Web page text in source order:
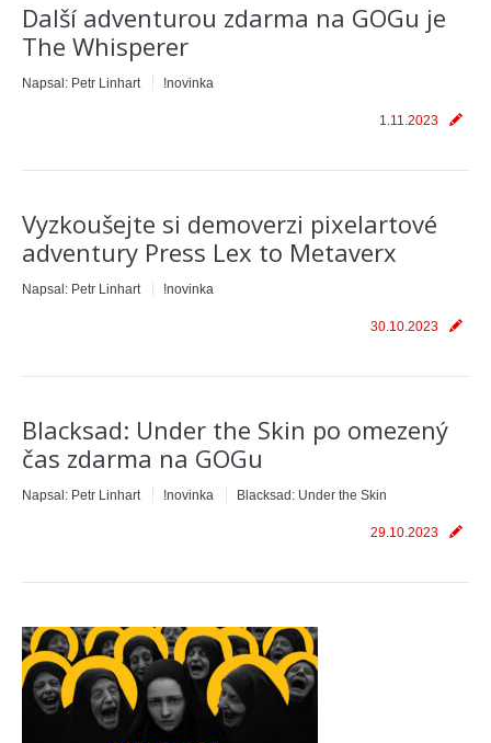
Další adventurou zdarma na GOGu je
The Whisperer
Napsal: Petr Linhart !novinka
1.11.2023
Vyzkoušejte si demoverzi pixelartové
adventury Press Lex to Metaverx
Napsal: Petr Linhart !novinka
30.10.2023
Blacksad: Under the Skin po omezený
čas zdarma na GOGu
Napsal: Petr Linhart !novinka Blacksad: Under the Skin
29.10.2023